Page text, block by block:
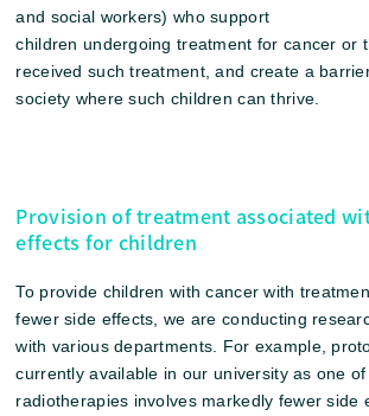
and social workers) who support
children undergoing treatment for cancer or
received such treatment, and create a
society where such children can thrive.
Provision of treatment associated
effects for children
To provide children with cancer with
fewer side effects, we are conducting
with various departments. For example,
currently available in our university as one
radiotherapies involves markedly fewer side